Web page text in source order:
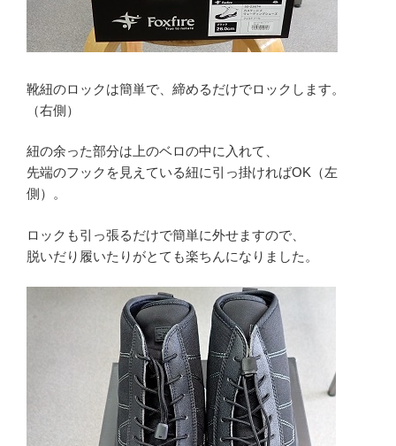
靴紐のロックは簡単で、締めるだけでロックします。
（右側）
紐の余った部分は上のベロの中に入れて、
先端のフックを見えている紐に引っ掛ければOK（左
側）。
ロックも引っ張るだけで簡単に外せますので、
脱いだり履いたりがとても楽ちんになりました。